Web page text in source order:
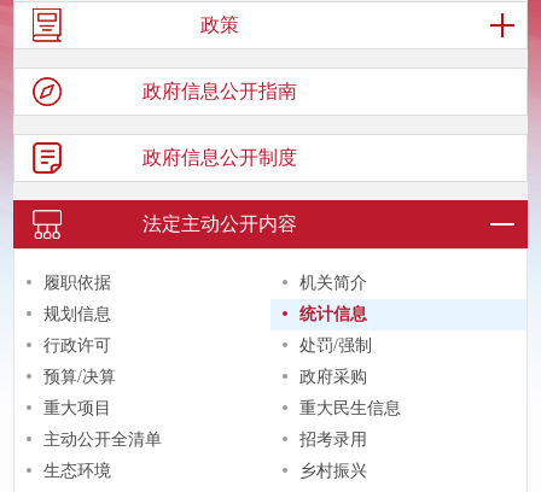
政策
政府信息公开指南
政府信息公开制度
法定主动公开内容
履职依据
机关简介
规划信息
统计信息
行政许可
处罚/强制
预算/决算
政府采购
重大项目
重大民生信息
主动公开全清单
招考录用
生态环境
乡村振兴